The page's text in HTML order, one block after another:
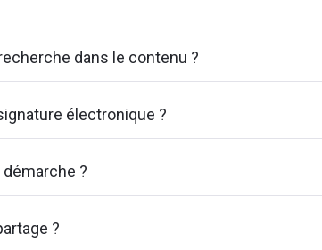
dans le contenu ?
électronique ?
?
?